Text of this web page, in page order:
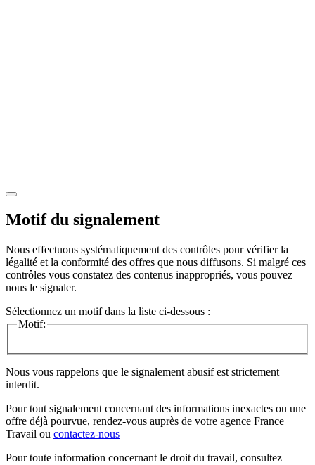
Motif du signalement
Nous effectuons systématiquement des contrôles pour vérifier la
légalité et la conformité des offres que nous diffusons. Si malgré ces
contrôles vous constatez des contenus inappropriés, vous pouvez
nous le signaler.
Sélectionnez un motif dans la liste ci-dessous :
Motif:
Nous vous rappelons que le signalement abusif est strictement
interdit.
Pour tout signalement concernant des informations inexactes ou une
offre déjà pourvue, rendez-vous auprès de votre agence France
Travail ou contactez-nous
Pour toute information concernant le droit du travail, consultez